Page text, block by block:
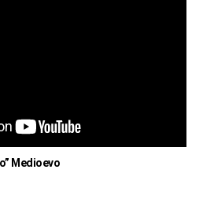
Medioevo